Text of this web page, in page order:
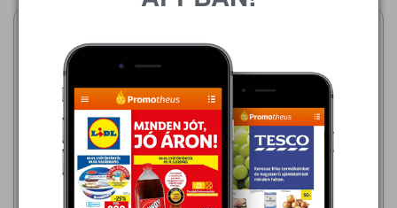
INTERSPAR
2026.08.06 - 08.12
Metro
2026.08.01 - 08.31
299,00 Ft
Arany Ászok Világos sör